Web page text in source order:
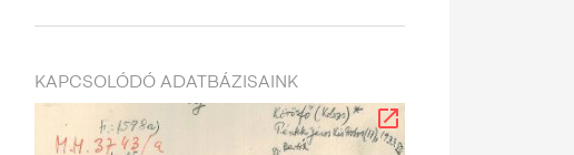
KAPCSOLÓDÓ ADATBÁZISAINK